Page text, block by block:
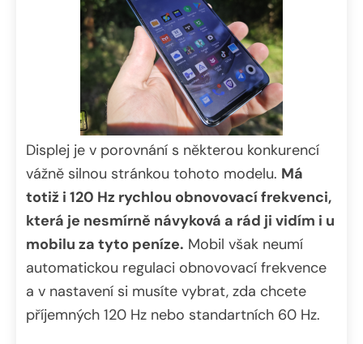
Displej je v porovnání s některou konkurencí
vážně silnou stránkou tohoto modelu. Má
totiž i 120 Hz rychlou obnovovací frekvenci,
která je nesmírně návyková a rád ji vidím i u
mobilu za tyto peníze. Mobil však neumí
automatickou regulaci obnovovací frekvence
a v nastavení si musíte vybrat, zda chcete
příjemných 120 Hz nebo standartních 60 Hz.